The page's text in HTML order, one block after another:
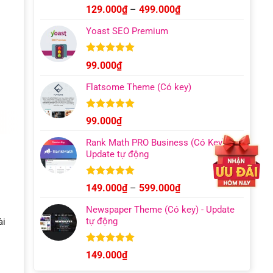
Được xếp
hạng 4.93
5 sao
129.000₫ – 499.000₫Khoảng
Yoast SEO Premium
Được xếp
hạng4.96
5 sao
99.000₫
Flatsome Theme (Có key)
Được xếp
hạng 4.95
5 sao
99.000₫
Rank Math PRO Business (Có Key) –
Update tự động
Được xếp
hạng 5.00
5 sao
149.000₫ – 599.000₫Khoảng
từ
Newspaper Theme (Có key) - Update
tự động
Được xếp
hạng 4.92
149.000₫